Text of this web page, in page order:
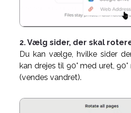
2. Vælg sider, der skal
Du kan vælge, hvilke sider
kan drejes til 90° med uret,
(vendes vandret).